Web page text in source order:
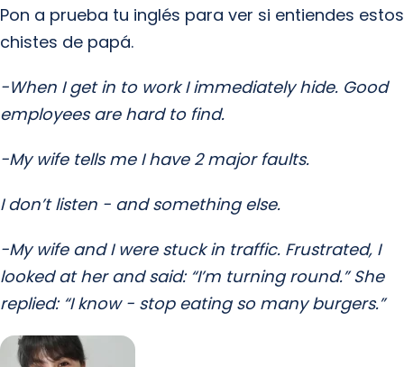
Pon a prueba tu inglés para ver si entiendes estos
chistes de papá.
-When I get in to work I immediately hide. Good
employees are hard to find.
-My wife tells me I have 2 major faults.
I don’t listen - and something else.
-My wife and I were stuck in traffic. Frustrated, I
looked at her and said: “I’m turning round.” She
replied: “I know - stop eating so many burgers.”